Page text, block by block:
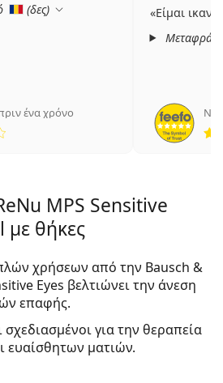
(δες)
ένα χρόνο
4 αξιολογήσεις από 5
Είμαι
MPS Sensitive
με θήκες
χρήσεων από την Bausch &
Eyes βελτιώνει την άνεση
επαφής.
σχεδιασμένοι για την θεραπεία
ευαίσθητων ματιών.